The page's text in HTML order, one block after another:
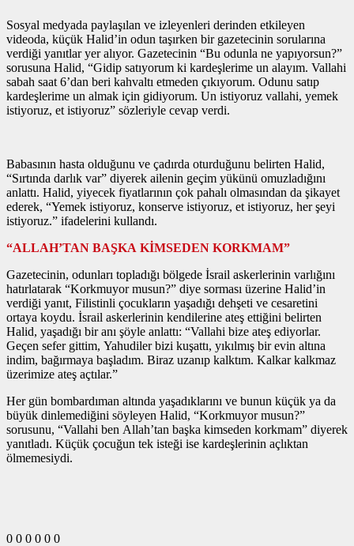
Sosyal medyada paylaşılan ve izleyenleri derinden etkileyen
videoda, küçük Halid’in odun taşırken bir gazetecinin sorularına
verdiği yanıtlar yer alıyor. Gazetecinin “Bu odunla ne yapıyorsun?”
sorusuna Halid, “Gidip satıyorum ki kardeşlerime un alayım. Vallahi
sabah saat 6’dan beri kahvaltı etmeden çıkıyorum. Odunu satıp
kardeşlerime un almak için gidiyorum. Un istiyoruz vallahi, yemek
istiyoruz, et istiyoruz” sözleriyle cevap verdi.
Babasının hasta olduğunu ve çadırda oturduğunu belirten Halid,
“Sırtında darlık var” diyerek ailenin geçim yükünü omuzladığını
anlattı. Halid, yiyecek fiyatlarının çok pahalı olmasından da şikayet
ederek, “Yemek istiyoruz, konserve istiyoruz, et istiyoruz, her şeyi
istiyoruz.” ifadelerini kullandı.
“ALLAH’TAN BAŞKA KİMSEDEN KORKMAM”
Gazetecinin, odunları topladığı bölgede İsrail askerlerinin varlığını
hatırlatarak “Korkmuyor musun?” diye sorması üzerine Halid’in
verdiği yanıt, Filistinli çocukların yaşadığı dehşeti ve cesaretini
ortaya koydu. İsrail askerlerinin kendilerine ateş ettiğini belirten
Halid, yaşadığı bir anı şöyle anlattı: “Vallahi bize ateş ediyorlar.
Geçen sefer gittim, Yahudiler bizi kuşattı, yıkılmış bir evin altına
indim, bağırmaya başladım. Biraz uzanıp kalktım. Kalkar kalkmaz
üzerimize ateş açtılar.”
Her gün bombardıman altında yaşadıklarını ve bunun küçük ya da
büyük dinlemediğini söyleyen Halid, “Korkmuyor musun?”
sorusunu, “Vallahi ben Allah’tan başka kimseden korkmam” diyerek
yanıtladı. Küçük çocuğun tek isteği ise kardeşlerinin açlıktan
ölmemesiydi.
0 0 0 0 0 0